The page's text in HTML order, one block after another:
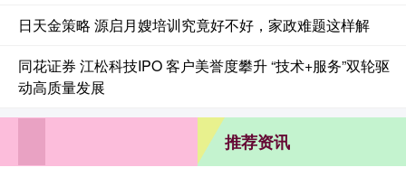
日天金策略 源启月嫂培训究竟好不好，家政难题这样解
同花证券 江松科技IPO 客户美誉度攀升 “技术+服务”双轮驱
动高质量发展
推荐资讯